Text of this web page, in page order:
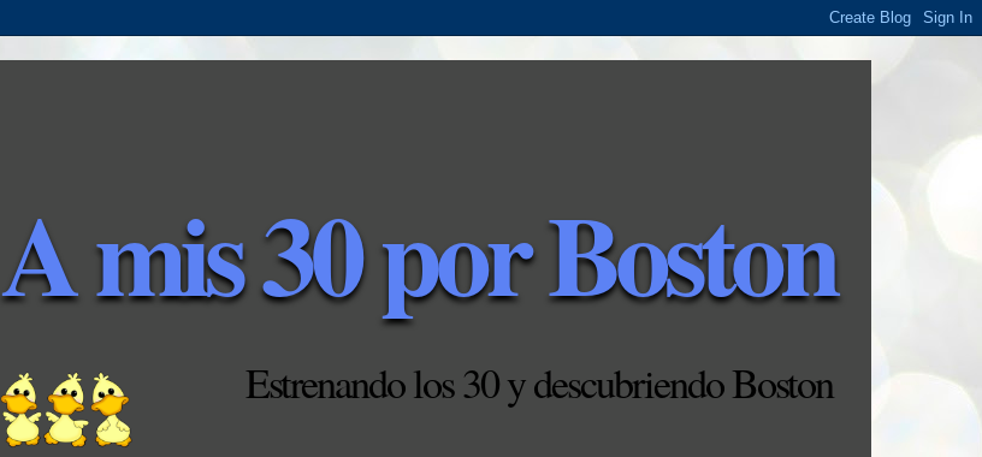
A mis 30 por Boston
Estrenando los 30 y descubriendo Boston